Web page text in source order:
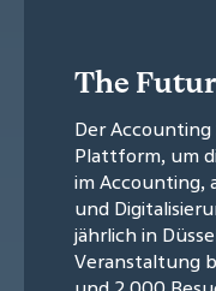
The
Der
Plattform, um
im Accounting,
und
jährlich in
Veranstaltung